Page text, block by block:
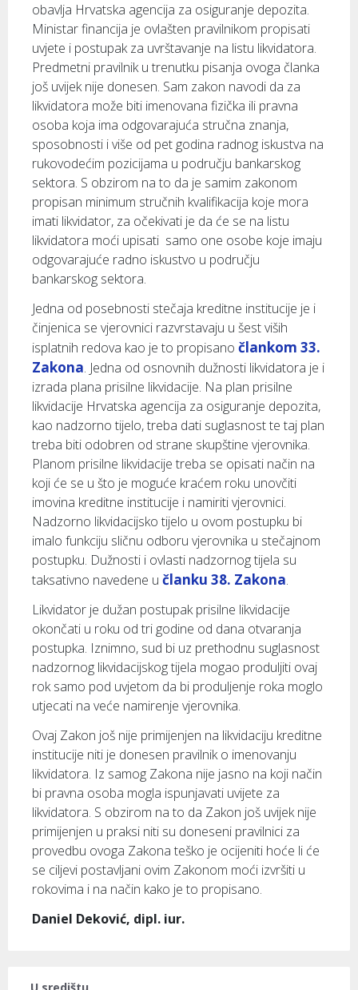
obavlja Hrvatska agencija za osiguranje depozita.
Ministar financija je ovlašten pravilnikom propisati
uvjete i postupak za uvrštavanje na listu likvidatora.
Predmetni pravilnik u trenutku pisanja ovoga članka
još uvijek nije donesen. Sam zakon navodi da za
likvidatora može biti imenovana fizička ili pravna
osoba koja ima odgovarajuća stručna znanja,
sposobnosti i više od pet godina radnog iskustva na
rukovodećim pozicijama u području bankarskog
sektora. S obzirom na to da je samim zakonom
propisan minimum stručnih kvalifikacija koje mora
imati likvidator, za očekivati je da će se na listu
likvidatora moći upisati samo one osobe koje imaju
odgovarajuće radno iskustvo u području
bankarskog sektora.
Jedna od posebnosti stečaja kreditne institucije je i
činjenica se vjerovnici razvrstavaju u šest viših
isplatnih redova kao je to propisano člankom 33.
Zakona. Jedna od osnovnih dužnosti likvidatora je i
izrada plana prisilne likvidacije. Na plan prisilne
likvidacije Hrvatska agencija za osiguranje depozita,
kao nadzorno tijelo, treba dati suglasnost te taj plan
treba biti odobren od strane skupštine vjerovnika.
Planom prisilne likvidacije treba se opisati način na
koji će se u što je moguće kraćem roku unovčiti
imovina kreditne institucije i namiriti vjerovnici.
Nadzorno likvidacijsko tijelo u ovom postupku bi
imalo funkciju sličnu odboru vjerovnika u stečajnom
postupku. Dužnosti i ovlasti nadzornog tijela su
taksativno navedene u članku 38. Zakona.
Likvidator je dužan postupak prisilne likvidacije
okončati u roku od tri godine od dana otvaranja
postupka. Iznimno, sud bi uz prethodnu suglasnost
nadzornog likvidacijskog tijela mogao produljiti ovaj
rok samo pod uvjetom da bi produljenje roka moglo
utjecati na veće namirenje vjerovnika.
Ovaj Zakon još nije primijenjen na likvidaciju kreditne
institucije niti je donesen pravilnik o imenovanju
likvidatora. Iz samog Zakona nije jasno na koji način
bi pravna osoba mogla ispunjavati uvijete za
likvidatora. S obzirom na to da Zakon još uvijek nije
primijenjen u praksi niti su doneseni pravilnici za
provedbu ovoga Zakona teško je ocijeniti hoće li će
se ciljevi postavljani ovim Zakonom moći izvršiti u
rokovima i na način kako je to propisano.
Daniel Deković, dipl. iur.